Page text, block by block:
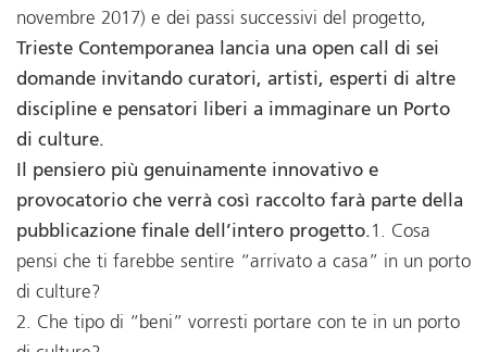
novembre 2017) e dei passi successivi del progetto,
Trieste Contemporanea lancia una open call di sei
domande invitando curatori, artisti, esperti di altre
discipline e pensatori liberi a immaginare un Porto
di culture.
Il pensiero più genuinamente innovativo e
provocatorio che verrà così raccolto farà parte della
pubblicazione finale dell’intero progetto.1. Cosa
pensi che ti farebbe sentire “arrivato a casa” in un porto
di culture?
2. Che tipo di “beni” vorresti portare con te in un porto